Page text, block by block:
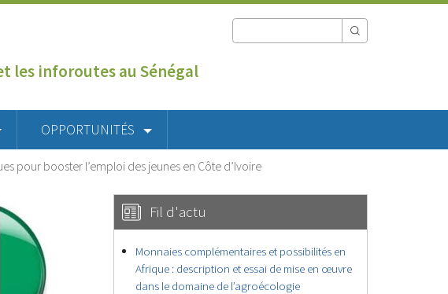
les inforoutes au Sénégal
OPPORTUNITÉS
pour booster l’emploi des jeunes en Côte d’Ivoire
Fil d'actu
Monnaies complémentaires et possibilités en
Afrique : description et essai de mise en œuvre
dans le domaine de l’agroécologie